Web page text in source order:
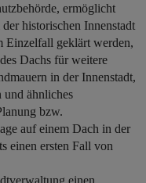
ermöglicht
historischen Innenstadt
Einzelfall geklärt werden,
Dachs für weitere
in der Innenstadt,
und ähnliches
bzw.
auf einem Dach in der
einen ersten Fall von
einen